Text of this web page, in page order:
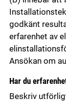
godkänt
erfarenhet av
Ansökan om
Har du
Beskriv